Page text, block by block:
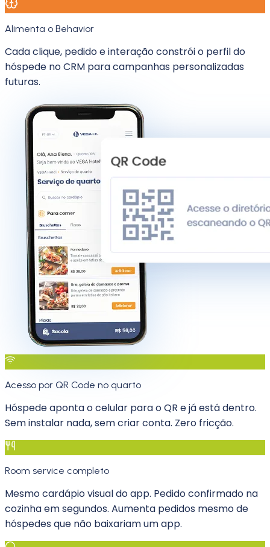
Alimenta o Behavior
Cada clique, pedido e interação constrói o perfil do
hóspede no CRM para campanhas personalizadas
futuras.
Acesso por QR Code no quarto
Hóspede aponta o celular para o QR e já está dentro.
Sem instalar nada, sem criar conta. Zero fricção.
Room service completo
Mesmo cardápio visual do app. Pedido confirmado na
cozinha em segundos. Aumenta pedidos mesmo de
hóspedes que não baixariam um app.